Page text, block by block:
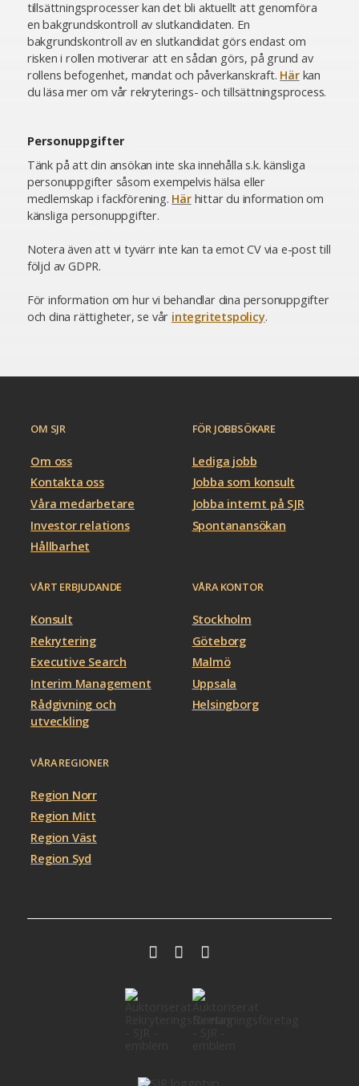
tillsättningsprocesser kan det bli aktuellt att genomföra
en bakgrundskontroll av slutkandidaten. En
bakgrundskontroll av en slutkandidat görs endast om
risken i rollen motiverar att en sådan görs, på grund av
rollens befogenhet, mandat och påverkanskraft. Härkan
du läsa mer om vår rekryterings- och tillsättningsprocess.
Personuppgifter
Tänk på att din ansökan inte ska innehålla s.k. känsliga
personuppgifter såsom exempelvis hälsa eller
medlemskap i fackförening. Härhittar du information om
känsliga personuppgifter.
Notera även att vi tyvärr inte kan ta emot CV via e-post till
följd av GDPR.
För information om hur vi behandlar dina personuppgifter
och dina rättigheter, se vår integritetspolicy.
OM SJR
Om oss
Kontakta oss
Våra medarbetare
Investor relations
Hållbarhet
FÖR JOBBSÖKARE
Lediga jobb
Jobba som konsult
Jobba internt på SJR
Spontanansökan
VÅRT ERBJUDANDE
Konsult
Rekrytering
Executive Search
Interim Management
Rådgivning och
utveckling
VÅRA KONTOR
Stockholm
Göteborg
Malmö
Uppsala
Helsingborg
VÅRA REGIONER
Region Norr
Region Mitt
Region Väst
Region Syd